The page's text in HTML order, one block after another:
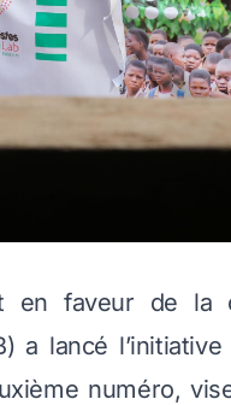
en faveur de la
a lancé
numéro,